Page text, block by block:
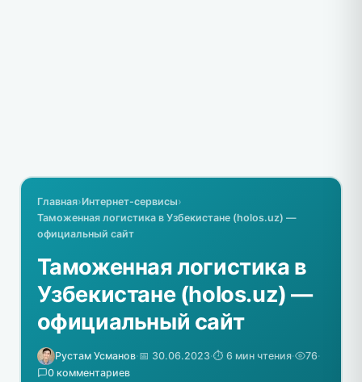
Главная›Интернет-сервисы›
Таможенная логистика в Узбекистане (holos.uz) —
официальный сайт
Таможенная логистика в
Узбекистане (holos.uz) —
официальный сайт
Рустам Усманов·📅 30.06.2023·⏱️ 6 мин чтения· 76·
0 комментариев